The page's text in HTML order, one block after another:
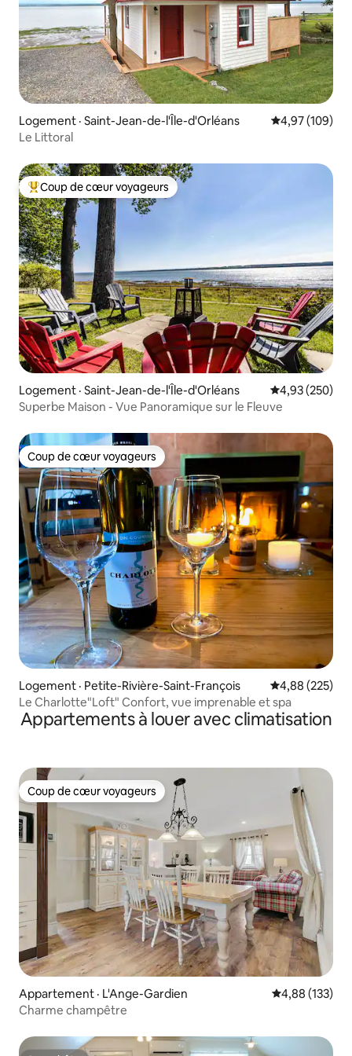
Logement · Saint-Jean-de-l'Île-d'Orléans Note
4,97 (109)
Le Littoral
Coup de cœur voyageurs parmi les plus aimés
Coup de cœur voyageurs
Logement · Saint-Jean-de-l'Île-d'Orléans Note
4,93 (250)
Superbe Maison - Vue Panoramique sur le Fleuve
Coup de cœur voyageurs
Coup de cœur voyageurs
Logement · Petite-Rivière-Saint-François Note
4,88 (225)
Le Charlotte"Loft" Confort, vue imprenable et spa
Appartements à louer avec climatisation
Coup de cœur voyageurs
Coup de cœur voyageurs
Appartement · L'Ange-Gardien Note
4,88 (133)
Charme champêtre